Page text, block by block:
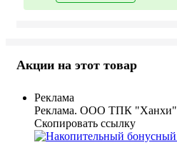
Акции на этот товар
Реклама
Реклама. ООО ТПК "Ханхи"
Скопировать ссылку